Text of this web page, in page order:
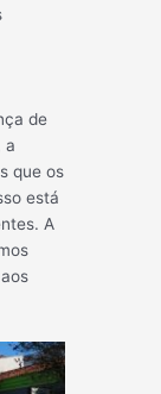
de
a
que os
está
A